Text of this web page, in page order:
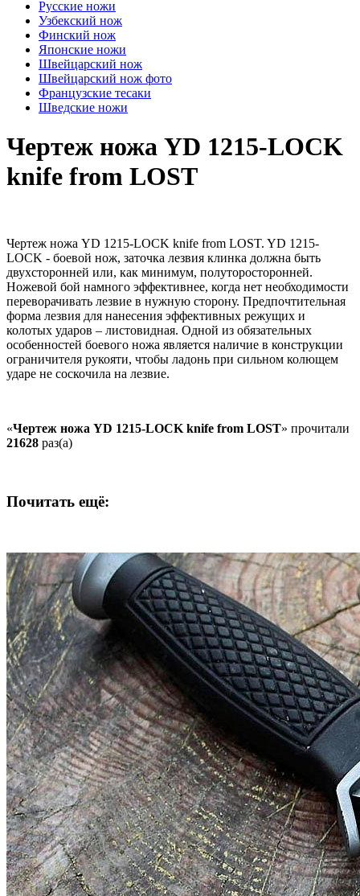
Русские ножи
Узбекский нож
Финский нож
Японские ножи
Швейцарский нож
Швейцарский нож фото
Французские тесаки
Шведские ножи
Чертеж ножа YD 1215-LOCK
knife from LOST
Чертеж ножа YD 1215-LOCK knife from LOST. YD 1215-
LOCK - боевой нож, заточка лезвия клинка должна быть
двухсторонней или, как минимум, полуторосторонней.
Ножевой бой намного эффективнее, когда нет необходимости
переворачивать лезвие в нужную сторону. Предпочтительная
форма лезвия для нанесения эффективных режущих и
колотых ударов – листовидная. Одной из обязательных
особенностей боевого ножа является наличие в конструкции
ограничителя рукояти, чтобы ладонь при сильном колющем
ударе не соскочила на лезвие.
«Чертеж ножа YD 1215-LOCK knife from LOST» прочитали
21628 раз(а)
Почитать ещё: